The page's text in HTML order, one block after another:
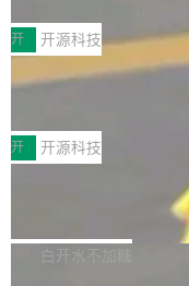
不完。」5T 来自免费额
ve JH71XX 的设备，例
64 STAR64，以及
-2024 和 C23 编程接口
_linux(8) 增强了对
括 epoll（围绕 kqueue
列、...
案
享会在上海举办。鸿蒙生
台鲸鸿动能协同华为游戏
发者及生态伙伴，系统呈
完整能力版图——从IAP
营、到IAA游戏的“买变
广告协同的全链路经营
的出海增长布局。 华为
责人在开场致辞中表示
已不再是“多一个投放渠
开 开源科技
技嘉X3D系列再添新成
面向AMD Ryzen X3D
列主板阵容迎来新成员
X3D。作为面向主流高
产品，B850 AORUS
D平台优化上的技术积
更稳定、更高效的装机
开 开源科技
Zadig v5.0 发布：AI
我们团队这几天最大的
好，是 AI 写得太好了。
白开水不加糖